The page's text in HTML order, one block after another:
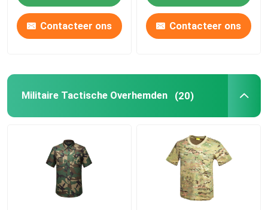
Contacteer ons Contacteer ons
Militaire Tactische Overhemden (20)